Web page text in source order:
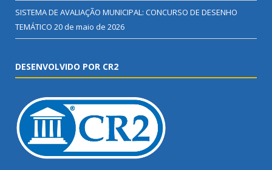
SISTEMA DE AVALIAÇÃO MUNICIPAL: CONCURSO DE DESENHO
TEMÁTICO 20 de maio de 2026
DESENVOLVIDO POR CR2